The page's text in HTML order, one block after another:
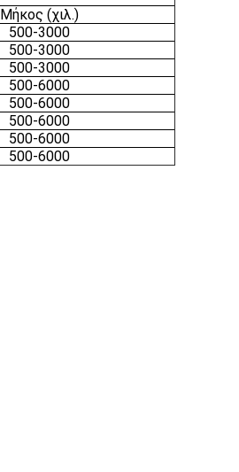
Μήκος (χιλ.)
500-3000
500-3000
500-3000
500-6000
500-6000
500-6000
500-6000
500-6000